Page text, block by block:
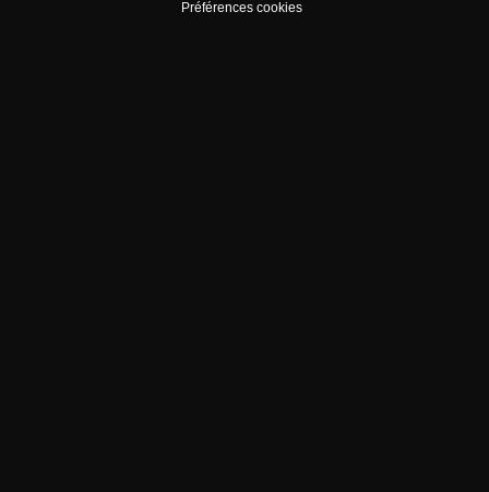
Préférences cookies